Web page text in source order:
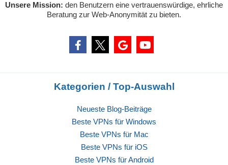
Unsere Mission: den Benutzern eine vertrauenswürdige, ehrliche
Beratung zur Web-Anonymität zu bieten.
Kategorien / Top-Auswahl
Neueste Blog-Beiträge
Beste VPNs für Windows
Beste VPNs für Mac
Beste VPNs für iOS
Beste VPNs für Android